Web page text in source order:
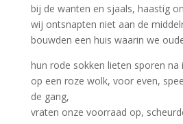
bij de wanten en sjaals, haastig
wij ontsnapten niet aan de
bouwden een huis waarin we
hun rode sokken lieten sporen na
op een roze wolk, voor even,
de gang,
vraten onze voorraad op,